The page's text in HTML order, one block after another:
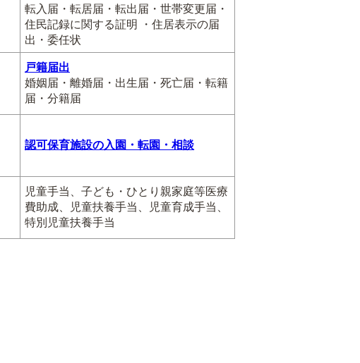
転入届・転居届・転出届・世帯変更届・
住民記録に関する証明 ・住居表示の届
出・委任状
戸籍届出
婚姻届・離婚届・出生届・死亡届・転籍
届・分籍届
認可保育施設の入園・転園・相談
児童手当、子ども・ひとり親家庭等医療
費助成、児童扶養手当、児童育成手当、
特別児童扶養手当